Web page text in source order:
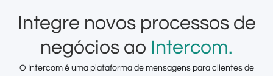
Integre novos processos de
negócios ao Intercom.
O Intercom é uma plataforma de mensagens para clientes de